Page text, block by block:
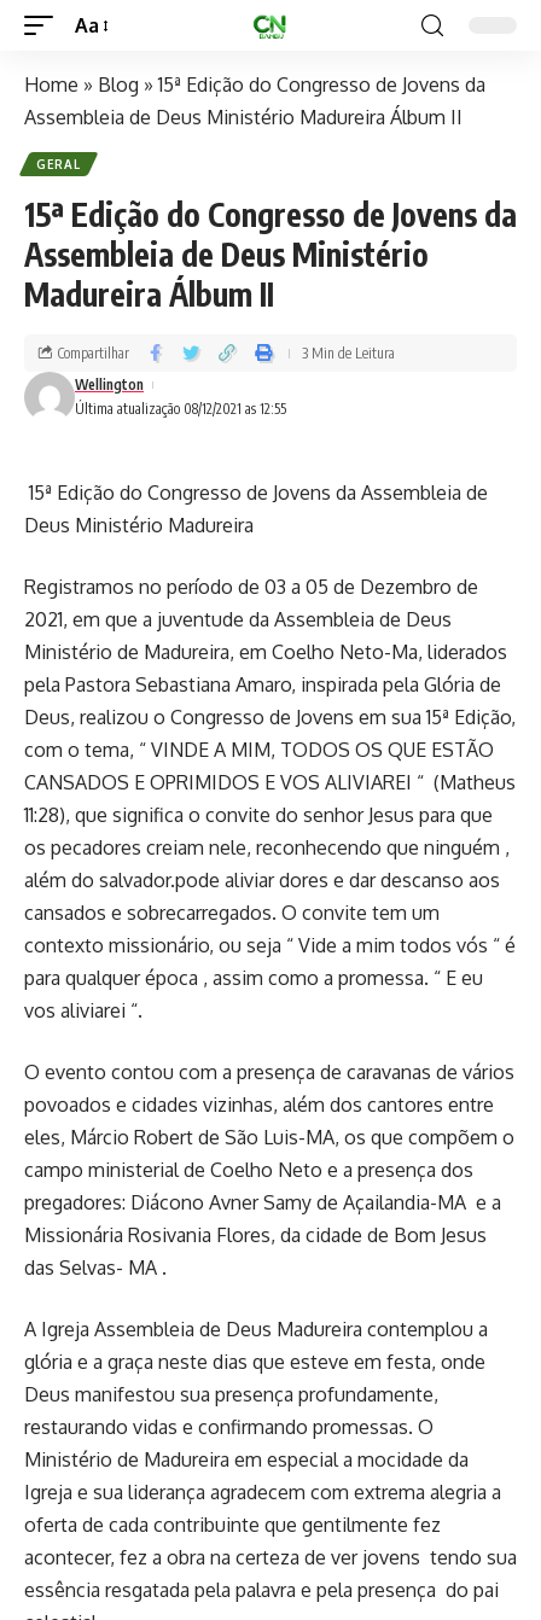
Aa
Home » Blog »15ª Edição do Congresso de Jovens da
Assembleia de Deus Ministério Madureira Álbum II
GERAL
15ª Edição do Congresso de Jovens da
Assembleia de Deus Ministério
Madureira Álbum II
Última atualização 08/12/2021 as 12:55
Wellington
Compartilhar 3 Min de Leitura
15ª Edição do Congresso de Jovens da Assembleia de
Deus Ministério Madureira
Registramos no período de 03 a 05 de Dezembro de
2021, em que a juventude da Assembleia de Deus
Ministério de Madureira, em Coelho Neto-Ma, liderados
pela Pastora Sebastiana Amaro, inspirada pela Glória de
Deus, realizou o Congresso de Jovens em sua 15ª Edição,
com o tema, “ VINDE A MIM, TODOS OS QUE ESTÃO
CANSADOS E OPRIMIDOS E VOS ALIVIAREI “ (Matheus
11:28), que significa o convite do senhor Jesus para que
os pecadores creiam nele, reconhecendo que ninguém ,
além do salvador.pode aliviar dores e dar descanso aos
cansados e sobrecarregados. O convite tem um
contexto missionário, ou seja “ Vide a mim todos vós “ é
para qualquer época , assim como a promessa. “ E eu
vos aliviarei “.
O evento contou com a presença de caravanas de vários
povoados e cidades vizinhas, além dos cantores entre
eles, Márcio Robert de São Luis-MA, os que compõem o
campo ministerial de Coelho Neto e a presença dos
pregadores: Diácono Avner Samy de Açailandia-MA e a
Missionária Rosivania Flores, da cidade de Bom Jesus
das Selvas- MA .
A Igreja Assembleia de Deus Madureira contemplou a
glória e a graça neste dias que esteve em festa, onde
Deus manifestou sua presença profundamente,
restaurando vidas e confirmando promessas. O
Ministério de Madureira em especial a mocidade da
Igreja e sua liderança agradecem com extrema alegria a
oferta de cada contribuinte que gentilmente fez
acontecer, fez a obra na certeza de ver jovens tendo sua
essência resgatada pela palavra e pela presença do pai